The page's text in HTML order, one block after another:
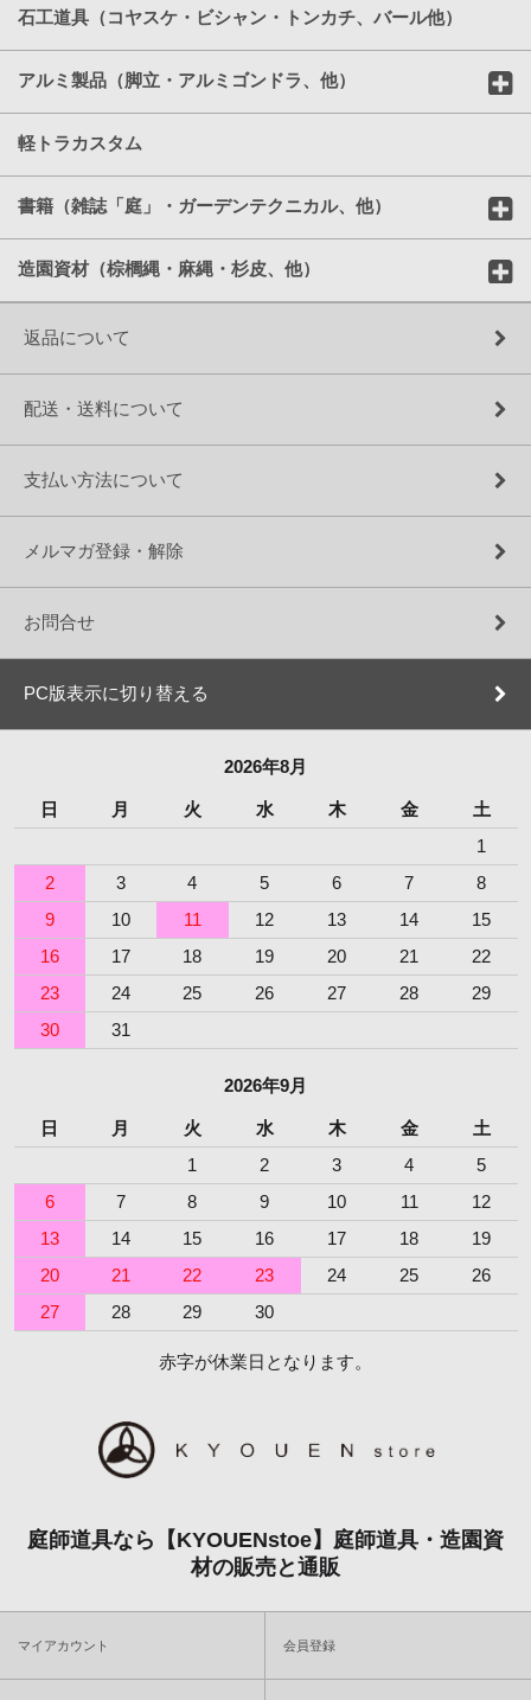
石工道具（コヤスケ・ビシャン・トンカチ、バール他）
アルミ製品（脚立・アルミゴンドラ、他）
軽トラカスタム
書籍（雑誌「庭」・ガーデンテクニカル、他）
造園資材（棕櫚縄・麻縄・杉皮、他）
返品について
配送・送料について
支払い方法について
メルマガ登録・解除
お問合せ
PC版表示に切り替える
2026年8月
日 月 火 水 木 金
土
1
2
3 4 5 6 7
8
9
10 11 12 13 14
15
16
17 18 19 20 21
22
23
24 25 26 27 28
29
30
31
2026年9月
日 月 火 水 木 金
土
1
2 3 4
5
6
7 8 9 10 11
12
13
14 15 16 17 18
19
20
21 22 23 24 25
26
27
28 29 30
赤字が休業日となります。
庭師道具なら【KYOUENstoe】庭師道具・造園資
材の販売と通販
マイアカウント 会員登録